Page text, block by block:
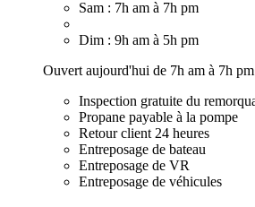
Sam : 7h am à 7h pm
Dim : 9h am à 5h pm
Ouvert aujourd'hui de 7h am à 7h pm
Inspection gratuite du
Propane payable à la pompe
Retour client 24 heures
Entreposage de bateau
Entreposage de VR
Entreposage de véhicules